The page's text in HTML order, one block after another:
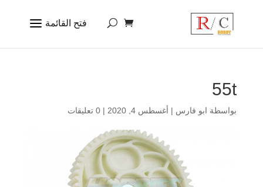
55t
بواسطة ابو فارس | أغسطس 4, 2020 | 0 تعليقات